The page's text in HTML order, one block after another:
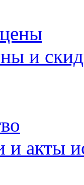
и
и акты